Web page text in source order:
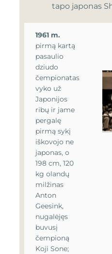
tapo japonas
1961 m.
pirmą kartą
pasaulio
dziudo
čempionatas
vyko už
Japonijos
ribų ir jame
pergalę
pirmą sykį
iškovojo ne
japonas, o
198 cm, 120
kg olandų
milžinas
Anton
Geesink,
nugalėjęs
buvusį
čempioną
Koji Sone;